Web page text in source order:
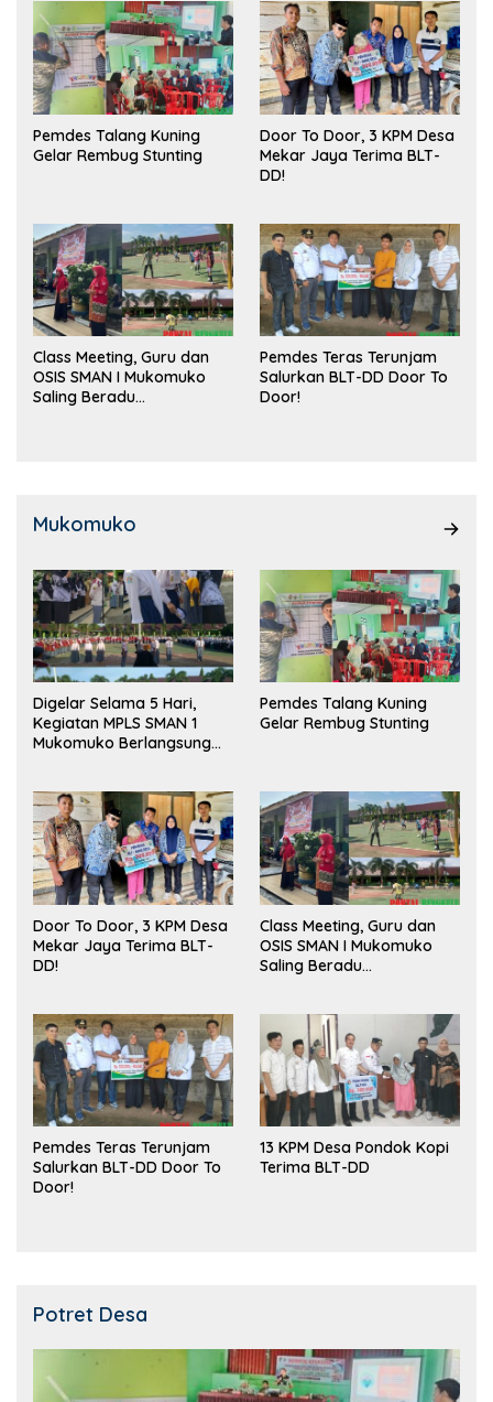
Pasar
Pemdes Talang Kuning
Gelar Rembug Stunting
Door To Door, 3 KPM Desa
Mekar Jaya Terima BLT-
DD!
Class Meeting, Guru dan
OSIS SMAN I Mukomuko
Saling Beradu
Pemdes Teras Terunjam
Salurkan BLT-DD Door To
Door!
Mukomuko
Digelar Selama 5 Hari,
Kegiatan MPLS SMAN 1
Mukomuko Berlangsung
Pemdes Talang Kuning
Gelar Rembug Stunting
Door To Door, 3 KPM Desa
Mekar Jaya Terima BLT-
DD!
Class Meeting, Guru dan
OSIS SMAN I Mukomuko
Saling Beradu
Pemdes Teras Terunjam
Salurkan BLT-DD Door To
Door!
13 KPM Desa Pondok Kopi
Terima BLT-DD
Potret Desa